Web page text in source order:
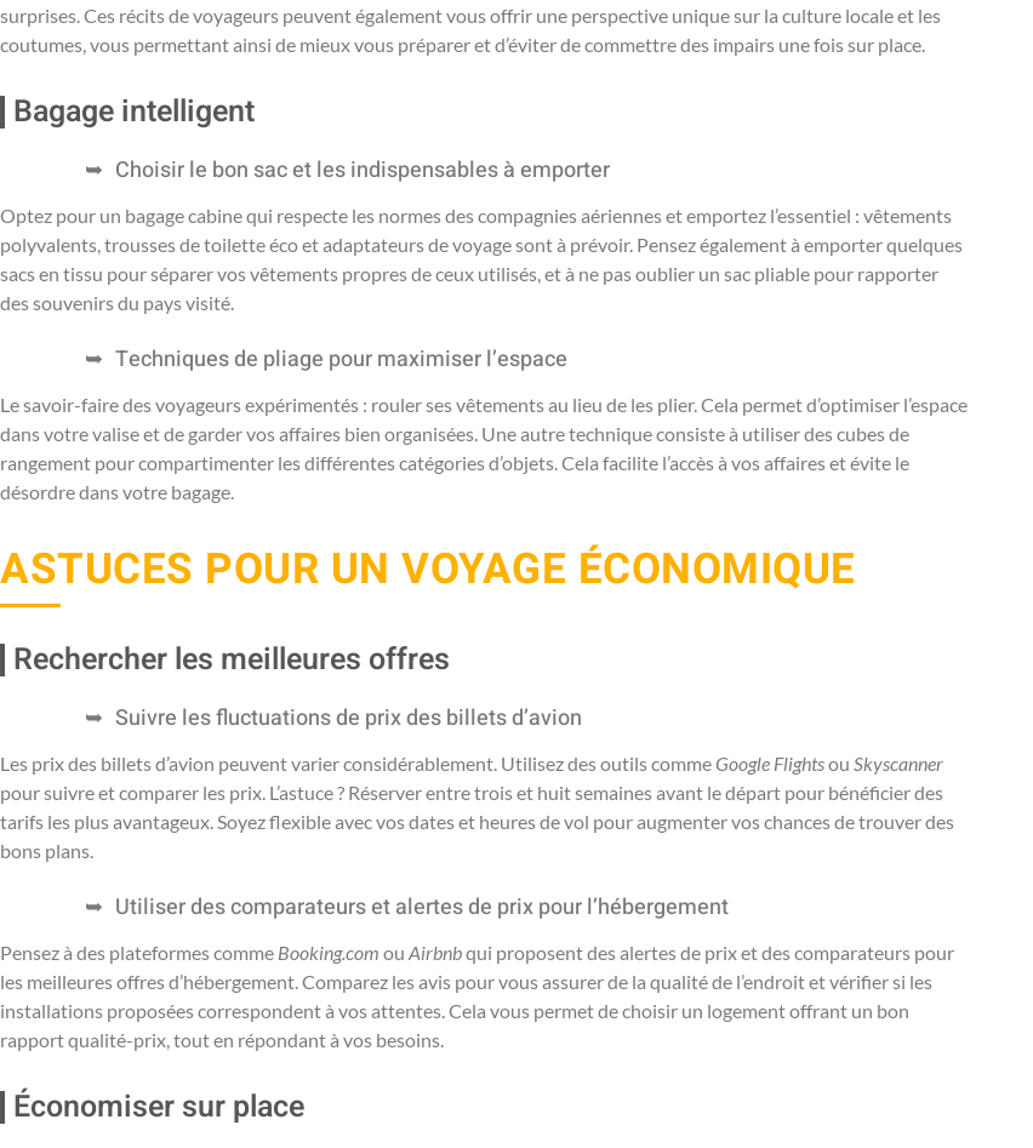
surprises. Ces récits de voyageurs peuvent également vous offrir une perspective unique sur la culture locale et les
coutumes, vous permettant ainsi de mieux vous préparer et d’éviter de commettre des impairs une fois sur place.
Bagage intelligent
Choisir le bon sac et les indispensables à emporter
Optez pour un bagage cabine qui respecte les normes des compagnies aériennes et emportez l’essentiel : vêtements
polyvalents, trousses de toilette éco et adaptateurs de voyage sont à prévoir. Pensez également à emporter quelques
sacs en tissu pour séparer vos vêtements propres de ceux utilisés, et à ne pas oublier un sac pliable pour rapporter
des souvenirs du pays visité.
Techniques de pliage pour maximiser l’espace
Le savoir-faire des voyageurs expérimentés : rouler ses vêtements au lieu de les plier. Cela permet d’optimiser l’espace
dans votre valise et de garder vos affaires bien organisées. Une autre technique consiste à utiliser des cubes de
rangement pour compartimenter les différentes catégories d’objets. Cela facilite l’accès à vos affaires et évite le
désordre dans votre bagage.
ASTUCES POUR UN VOYAGE ÉCONOMIQUE
Rechercher les meilleures offres
Suivre les fluctuations de prix des billets d’avion
Les prix des billets d’avion peuvent varier considérablement. Utilisez des outils commeGoogle Flightsou Skyscanner
pour suivre et comparer les prix. L’astuce ? Réserver entre trois et huit semaines avant le départ pour bénéficier des
tarifs les plus avantageux. Soyez flexible avec vos dates et heures de vol pour augmenter vos chances de trouver des
bons plans.
Utiliser des comparateurs et alertes de prix pour l’hébergement
Pensez à des plateformes comme Booking.com ou Airbnbqui proposent des alertes de prix et des comparateurs pour
les meilleures offres d’hébergement. Comparez les avis pour vous assurer de la qualité de l’endroit et vérifier si les
installations proposées correspondent à vos attentes. Cela vous permet de choisir un logement offrant un bon
rapport qualité-prix, tout en répondant à vos besoins.
Économiser sur place